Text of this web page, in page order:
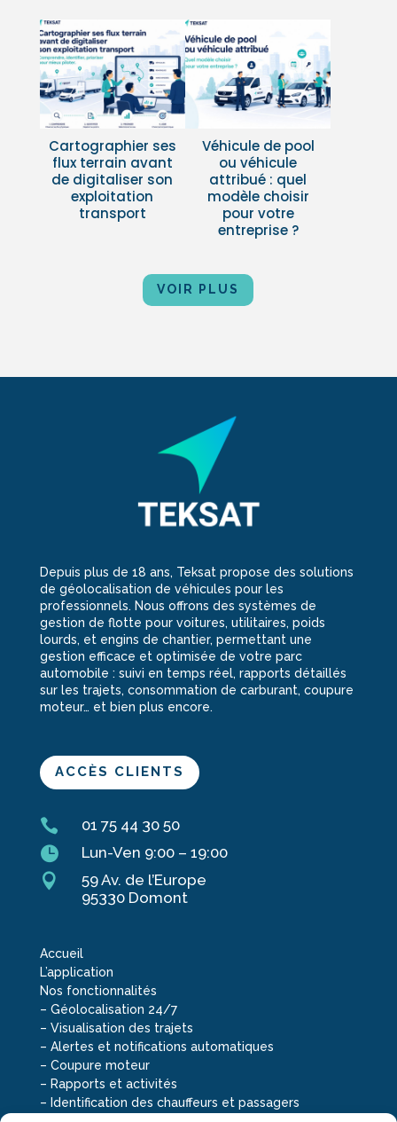
Cartographier ses
flux terrain avant
de digitaliser son
exploitation
transport
Véhicule de pool
ou véhicule
attribué : quel
modèle choisir
pour votre
entreprise ?
VOIR PLUS
Depuis plus de 18 ans, Teksat propose des solutions
de géolocalisation de véhicules pour les
professionnels. Nous offrons des systèmes de
gestion de flotte pour voitures, utilitaires, poids
lourds, et engins de chantier, permettant une
gestion efficace et optimisée de votre parc
automobile : suivi en temps réel, rapports détaillés
sur les trajets, consommation de carburant, coupure
moteur… et bien plus encore.
ACCÈS CLIENTS
 01 75 44 30 50
 Lun-Ven 9:00 – 19:00

59 Av. de l’Europe
95330 Domont
Accueil
L’application
Nos fonctionnalités
– Géolocalisation 24/7
– Visualisation des trajets
– Alertes et notifications automatiques
– Coupure moteur
– Rapports et activités
– Identification des chauffeurs et passagers